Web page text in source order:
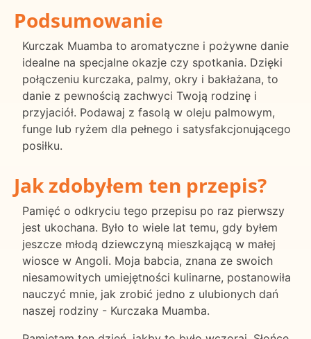
Podsumowanie
Kurczak Muamba to aromatyczne i pożywne danie
idealne na specjalne okazje czy spotkania. Dzięki
połączeniu kurczaka, palmy, okry i bakłażana, to
danie z pewnością zachwyci Twoją rodzinę i
przyjaciół. Podawaj z fasolą w oleju palmowym,
funge lub ryżem dla pełnego i satysfakcjonującego
posiłku.
Jak zdobyłem ten przepis?
Pamięć o odkryciu tego przepisu po raz pierwszy
jest ukochana. Było to wiele lat temu, gdy byłem
jeszcze młodą dziewczyną mieszkającą w małej
wiosce w Angoli. Moja babcia, znana ze swoich
niesamowitych umiejętności kulinarne, postanowiła
nauczyć mnie, jak zrobić jedno z ulubionych dań
naszej rodziny - Kurczaka Muamba.